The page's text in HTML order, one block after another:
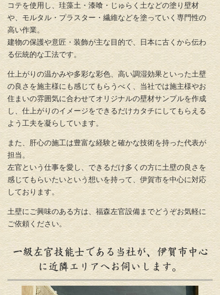
コテを使用し、珪藻土・漆喰・じゅらく土などの塗り壁材
や、モルタル・プラスター・繊維などを塗っていく専門性の
高い作業。
建物の保護や意匠・装飾が主な目的で、日本に古くから伝わ
る伝統的な工法です。
仕上がりの温かみや多彩な彩色、高い調湿効果といった土壁
の良さを施主様にも感じてもらうべく、当社では施主様やお
住まいの雰囲気に合わせてオリジナルの壁材サンプルを作成
し、仕上がりのイメージをできるだけカタチにしてもらえる
よう工夫を凝らしています。
また、肝心の施工は豊富な経験と確かな技術を持った代表が
担当。
左官という仕事を愛し、できるだけ多くの方に土壁の良さを
感じてもらいたいという想いを持って、伊賀市を中心に対応
しております。
土壁にご興味のある方は、福森左官設備までどうぞお気軽に
ご依頼ください。
一級左官技能士である当社が、伊賀市中心
に近隣エリアへお伺いします。